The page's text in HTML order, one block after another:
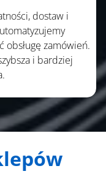
dostaw i
obsługę zamówień.
i bardziej